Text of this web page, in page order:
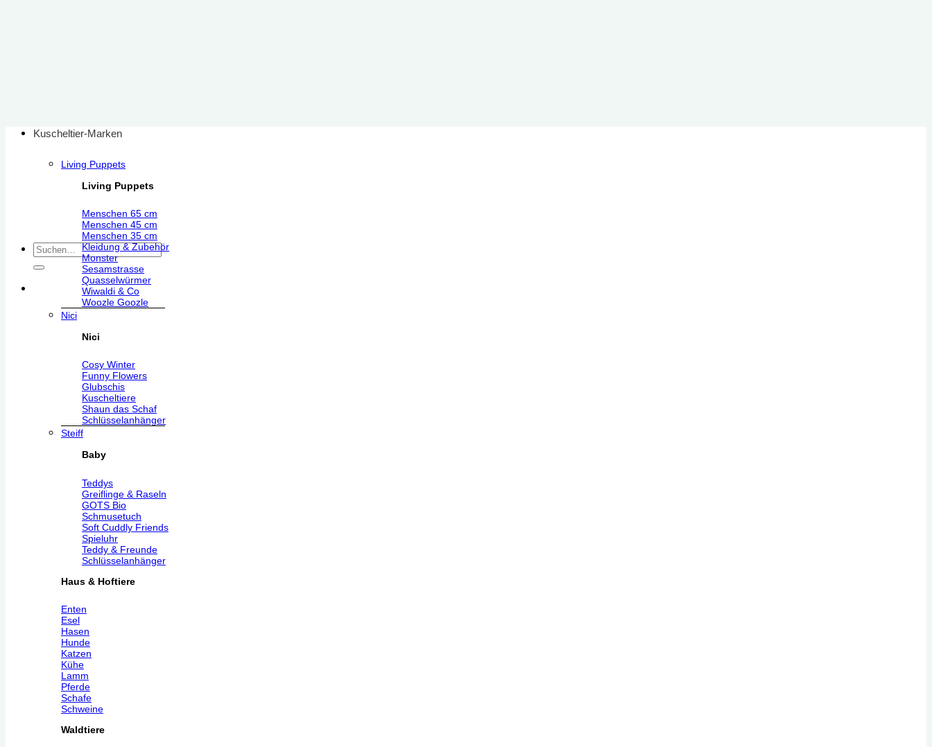
Suchen
Kuscheltier-Marken
Living Puppets
Living Puppets
Menschen 65 cm
Menschen 45 cm
Menschen 35 cm
Kleidung & Zubehör
Monster
Sesamstrasse
Quasselwürmer
Wiwaldi & Co
Woozle Goozle
Nici
Nici
Cosy Winter
Funny Flowers
Glubschis
Kuscheltiere
Shaun das Schaf
Schlüsselanhänger
Steiff
Baby
Teddys
Greiflinge & Raseln
GOTS Bio
Schmusetuch
Soft Cuddly Friends
Spieluhr
Teddy & Freunde
Schlüsselanhänger
Haus & Hoftiere
Enten
Esel
Hasen
Hunde
Katzen
Kühe
Lamm
Pferde
Schafe
Schweine
Waldtiere